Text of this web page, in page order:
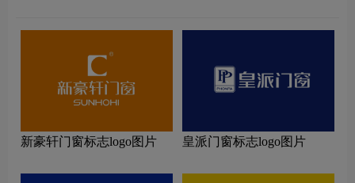
新豪轩门窗标志logo图片 皇派门窗标志logo图片